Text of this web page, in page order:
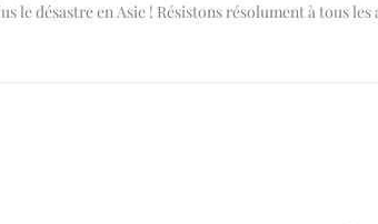
désastre en Asie ! Résistons résolument à tous